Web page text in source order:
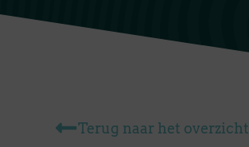
Terug naar het overzicht